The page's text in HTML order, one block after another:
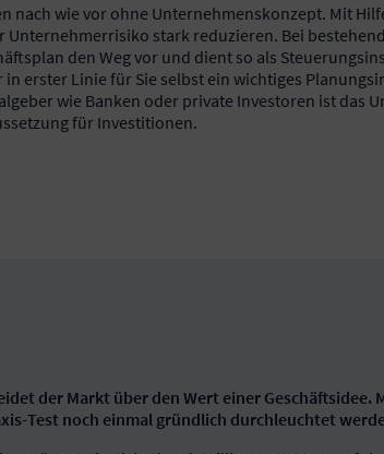
nach wie vor ohne Unternehmenskonzept. Mit
Unternehmerrisiko stark reduzieren. Bei
den Weg vor und dient so als
in erster Linie für Sie selbst ein wichtiges
wie Banken oder private Investoren ist das
für Investitionen.
der Markt über den Wert einer Geschäftsidee.
Test noch einmal gründlich durchleuchtet